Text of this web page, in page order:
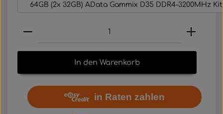
64GB (2x 32GB) AData Gammix D35 DDR4-3200MHz Kit
Produkt Anzahl: Gib den gewünschten
In den Warenkorb